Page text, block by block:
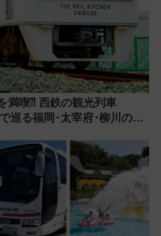
満喫⁈ 西鉄の観光列車
巡る福岡･太宰府･柳川の